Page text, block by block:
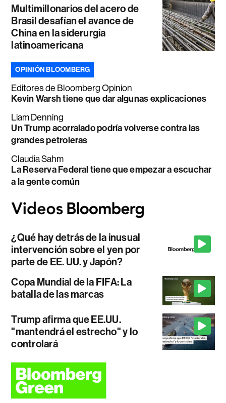
Multimillonarios del acero de
Brasil desafían el avance de
China en la siderurgia
latinoamericana
OPINIÓN BLOOMBERG
Editores de Bloomberg Opinion
Kevin Warsh tiene que dar algunas explicaciones
Liam Denning
Un Trump acorralado podría volverse contra las
grandes petroleras
Claudia Sahm
La Reserva Federal tiene que empezar a escuchar
a la gente común
¿Qué hay detrás de la inusual
intervención sobre el yen por
parte de EE. UU. y Japón?
Copa Mundial de la FIFA: La
batalla de las marcas
Trump afirma que EE.UU.
"mantendrá el estrecho" y lo
controlará